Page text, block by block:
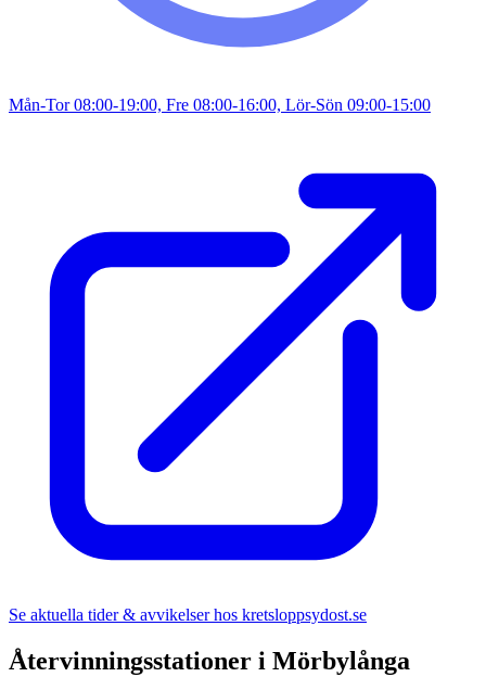
Mån-Tor 08:00-19:00, Fre 08:00-16:00, Lör-Sön 09:00-15:00
Se aktuella tider & avvikelser hos kretsloppsydost.se
Återvinningsstationer i Mörbylånga